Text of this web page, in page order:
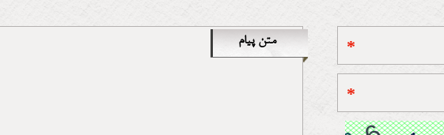
*
*
متن پیام